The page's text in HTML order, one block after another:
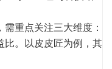
重点关注三大维度：
比。以皮皮匠为例，其